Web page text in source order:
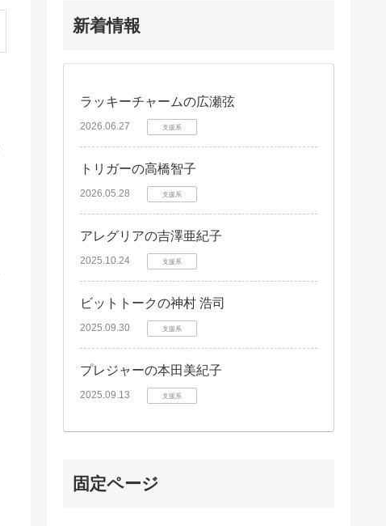
新着情報
ラッキーチャームの広瀬弦
2026.06.27 支援系
トリガーの高橋智子
2026.05.28 支援系
アレグリアの吉澤亜紀子
2025.10.24 支援系
ビットトークの神村 浩司
2025.09.30 支援系
プレジャーの本田美紀子
2025.09.13 支援系
固定ページ